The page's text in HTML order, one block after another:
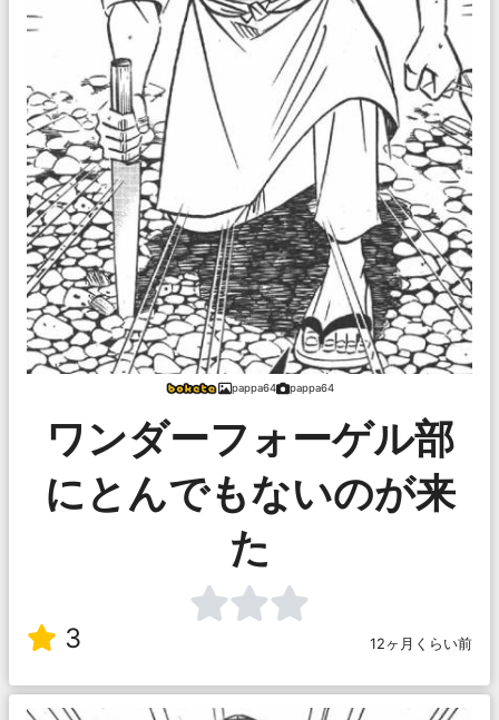
pappa64 pappa64
ワンダーフォーゲル部
にとんでもないのが来
た
3 12ヶ月くらい前